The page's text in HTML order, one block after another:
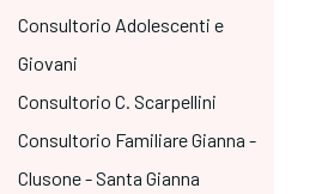
Consultorio Adolescenti e
Giovani
Consultorio C. Scarpellini
Consultorio Familiare Gianna -
Clusone - Santa Gianna